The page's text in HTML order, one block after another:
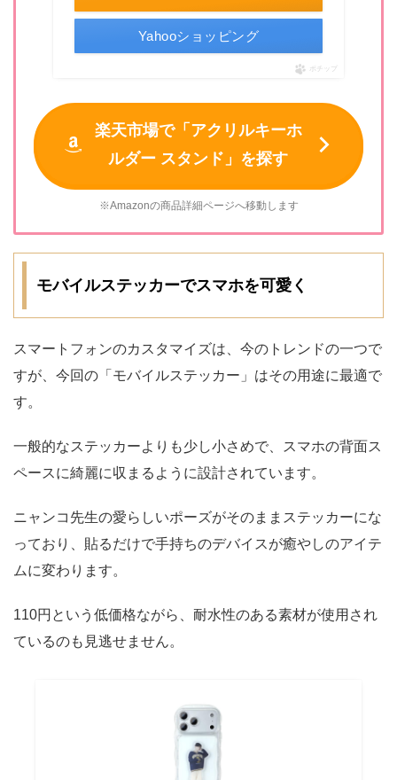
Yahooショッピング
ポチップ
楽天市場で「アクリルキーホ
ルダー スタンド」を探す
※Amazonの商品詳細ページへ移動します
モバイルステッカーでスマホを可愛く
スマートフォンのカスタマイズは、今のトレンドの一つで
すが、今回の「モバイルステッカー」はその用途に最適で
す。
一般的なステッカーよりも少し小さめで、スマホの背面ス
ペースに綺麗に収まるように設計されています。
ニャンコ先生の愛らしいポーズがそのままステッカーにな
っており、貼るだけで手持ちのデバイスが癒やしのアイテ
ムに変わります。
110円という低価格ながら、耐水性のある素材が使用され
ているのも見逃せません。